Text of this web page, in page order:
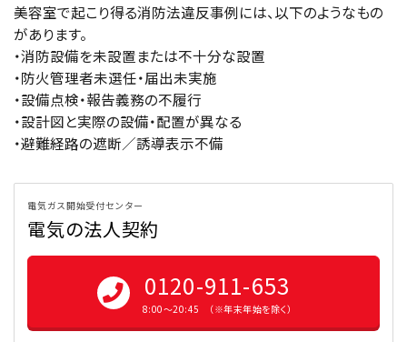
美容室で起こり得る消防法違反事例には、以下のようなもの
があります。
・消防設備を未設置または不十分な設置
・防火管理者未選任・届出未実施
・設備点検・報告義務の不履行
・設計図と実際の設備・配置が異なる
・避難経路の遮断／誘導表示不備
電気ガス開始受付センター
電気の法人契約
0120-911-653
8:00〜20:45 （※年末年始を除く）